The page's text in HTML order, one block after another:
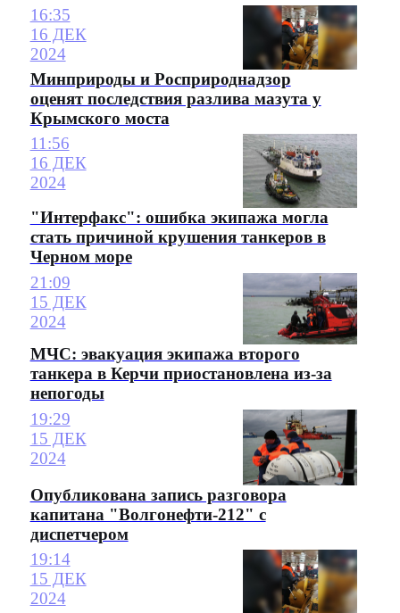
16:35
16 ДЕК
2024
Минприроды и Росприроднадзор
оценят последствия разлива мазута у
Крымского моста
11:56
16 ДЕК
2024
"Интерфакс": ошибка экипажа могла
стать причиной крушения танкеров в
Черном море
21:09
15 ДЕК
2024
МЧС: эвакуация экипажа второго
танкера в Керчи приостановлена из-за
непогоды
19:29
15 ДЕК
2024
Опубликована запись разговора
капитана "Волгонефти-212" с
диспетчером
19:14
15 ДЕК
2024